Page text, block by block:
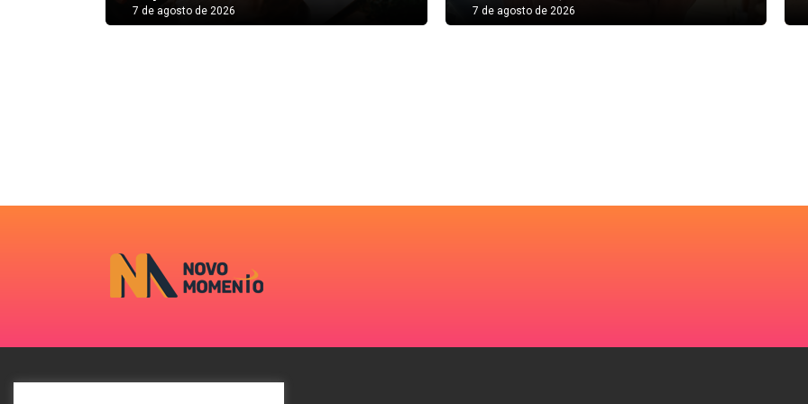
7 de agosto de 2026 7 de agosto de 2026